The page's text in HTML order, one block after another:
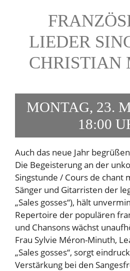
LIEDER
CHRISTIAN
MONTAG, 23.
18:00
Auch das neue Jahr
Die Begeisterung an der
Singstunde / Cours de chant
Sänger und Gitarristen der
„Sales gosses“), hält
Repertoire der populären
und Chansons wächst
Frau Sylvie Méron-Minuth,
„Sales gosses“, sorgt
Verstärkung bei den